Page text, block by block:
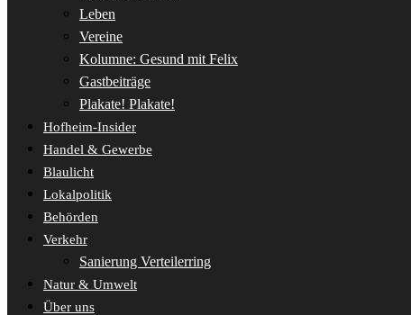
Leben
Vereine
Kolumne: Gesund mit Felix
Gastbeiträge
Plakate! Plakate!
Hofheim-Insider
Handel & Gewerbe
Blaulicht
Lokalpolitik
Behörden
Verkehr
Sanierung Verteilerring
Natur & Umwelt
Über uns